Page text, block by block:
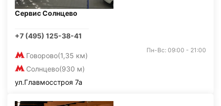
Сервис Солнцево
+7 (495) 125-38-41
Говорово(1,35 км)
Солнцево(930 м)
Пн-Вс: 09:00 - 21:00
ул.Главмосстроя 7а